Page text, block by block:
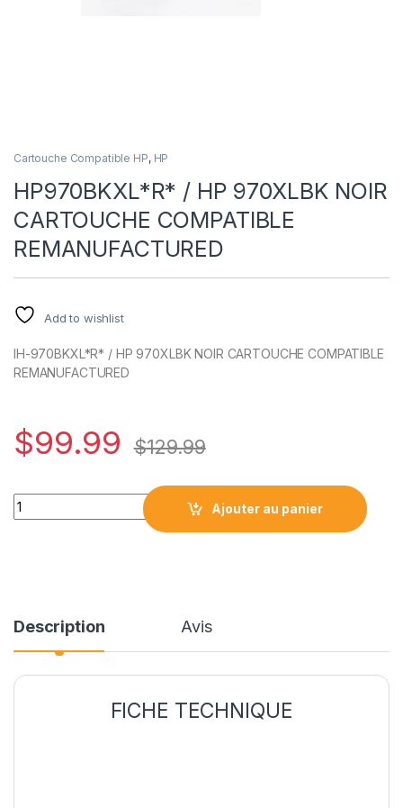
Cartouche Compatible HP, HP
HP970BKXL*R* / HP 970XLBK NOIR
CARTOUCHE COMPATIBLE
REMANUFACTURED
Add to wishlist
IH-970BKXL*R* / HP 970XLBK NOIR CARTOUCHE COMPATIBLE
REMANUFACTURED
$99.99 $129.99
HP970BKXL*R* / HP 970XLBK NOIR CARTOUCHE
Ajouter au panier
Description Avis
FICHE TECHNIQUE